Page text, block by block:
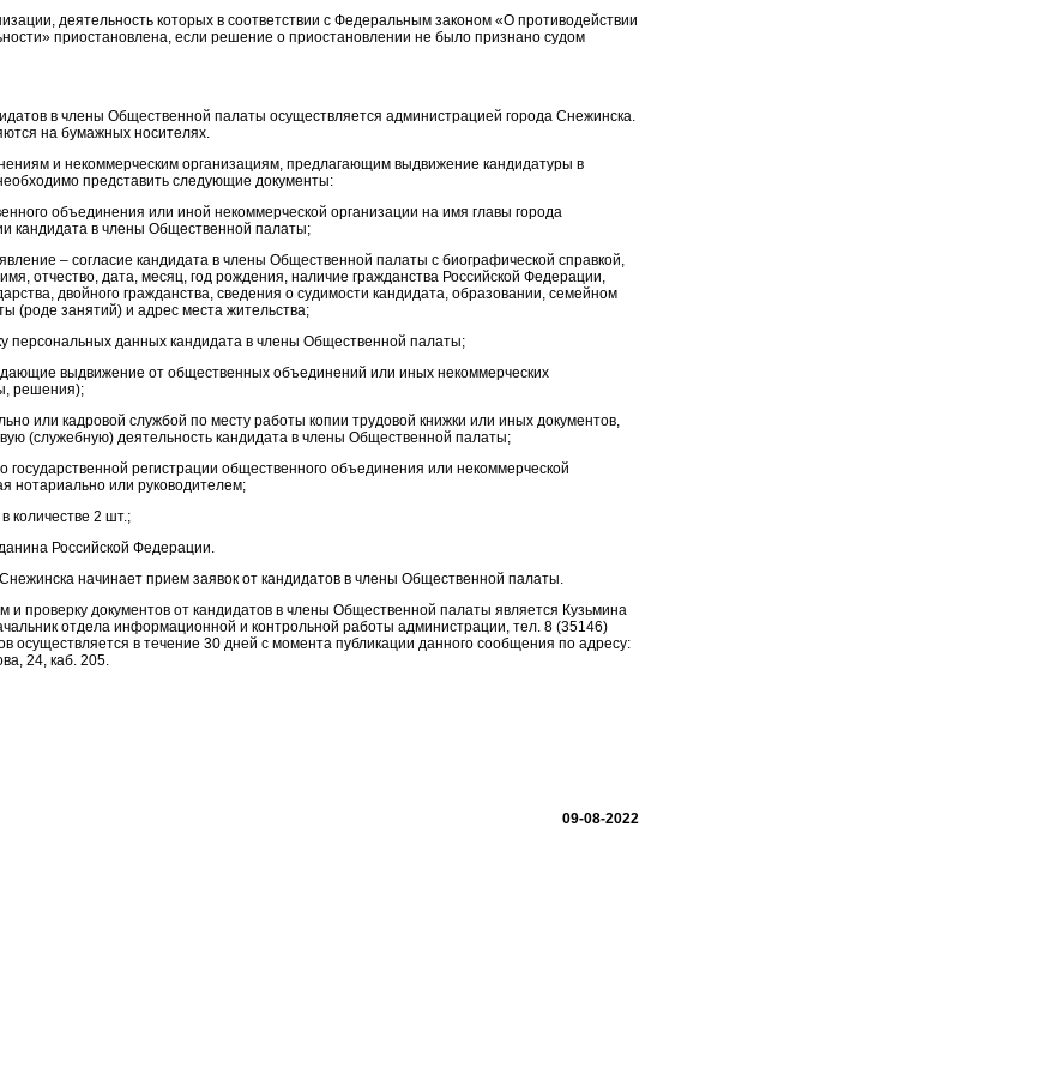
деятельность которых в соответствии с Федеральным законом «О противодействии
приостановлена, если решение о приостановлении не было признано судом
в члены Общественной палаты осуществляется администрацией города Снежинска.
на бумажных носителях.
и некоммерческим организациям, предлагающим выдвижение кандидатуры в
представить следующие документы:
объединения или иной некоммерческой организации на имя главы города
кандидата в члены Общественной палаты;
– согласие кандидата в члены Общественной палаты с биографической справкой,
отчество, дата, месяц, год рождения, наличие гражданства Российской Федерации,
двойного гражданства, сведения о судимости кандидата, образовании, семейном
(роде занятий) и адрес места жительства;
персональных данных кандидата в члены Общественной палаты;
выдвижение от общественных объединений или иных некоммерческих
решения);
или кадровой службой по месту работы копии трудовой книжки или иных документов,
(служебную) деятельность кандидата в члены Общественной палаты;
государственной регистрации общественного объединения или некоммерческой
нотариально или руководителем;
количестве 2 шт.;
Российской Федерации.
начинает прием заявок от кандидатов в члены Общественной палаты.
и проверку документов от кандидатов в члены Общественной палаты является Кузьмина
отдела информационной и контрольной работы администрации, тел. 8 (35146)
осуществляется в течение 30 дней с момента публикации данного сообщения по адресу:
24, каб. 205.
09-08-2022